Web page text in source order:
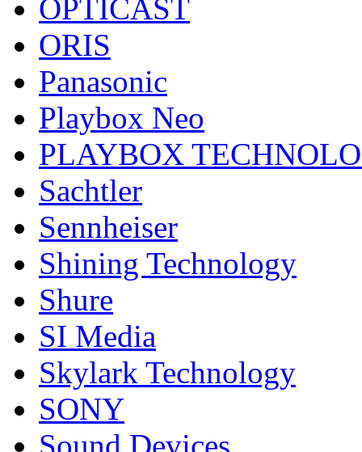
OPTICAST
ORIS
Panasonic
Playbox Neo
PLAYBOX
Sachtler
Sennheiser
Shining Technology
Shure
SI Media
Skylark Technology
SONY